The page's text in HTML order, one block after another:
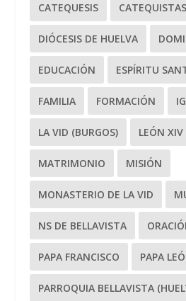
CATEQUESIS CATEQUISTAS
DIÓCESIS DE HUELVA
EDUCACIÓN ESPÍRITU
FAMILIA FORMACIÓN
LA VID (BURGOS) LEÓN XIV
MATRIMONIO MISIÓN
MONASTERIO DE LA VID
NS DE BELLAVISTA
PAPA FRANCISCO PAPA
PARROQUIA BELLAVISTA